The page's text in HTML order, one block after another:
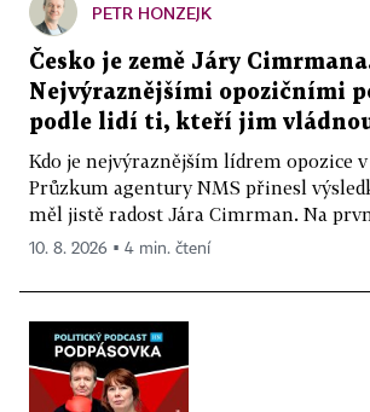
PETR HONZEJK
Česko je země Járy
Nejvýraznějšími opozičními
podle lidí ti, kteří jim
Kdo je nejvýraznějším lídrem opozice v
Průzkum agentury NMS přinesl
měl jistě radost Jára Cimrman. Na
10. 8. 2026 ▪ 4 min. čtení